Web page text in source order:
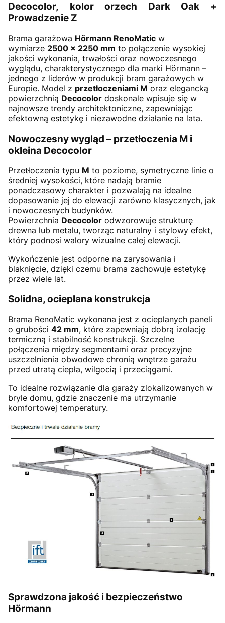
Decocolor, kolor orzech Dark Oak +
Prowadzenie Z
Brama garażowa Hörmann RenoMatic w
wymiarze 2500 × 2250 mm to połączenie wysokiej
jakości wykonania, trwałości oraz nowoczesnego
wyglądu, charakterystycznego dla marki Hörmann –
jednego z liderów w produkcji bram garażowych w
Europie. Model z przetłoczeniami M oraz elegancką
powierzchnią Decocolor doskonale wpisuje się w
najnowsze trendy architektoniczne, zapewniając
efektowną estetykę i niezawodne działanie na lata.
Nowoczesny wygląd – przetłoczenia M i
okleina Decocolor
Przetłoczenia typu M to poziome, symetryczne linie o
średniej wysokości, które nadają bramie
ponadczasowy charakter i pozwalają na idealne
dopasowanie jej do elewacji zarówno klasycznych, jak
i nowoczesnych budynków.
Powierzchnia Decocolor odwzorowuje strukturę
drewna lub metalu, tworząc naturalny i stylowy efekt,
który podnosi walory wizualne całej elewacji.
Wykończenie jest odporne na zarysowania i
blaknięcie, dzięki czemu brama zachowuje estetykę
przez wiele lat.
Solidna, ocieplana konstrukcja
Brama RenoMatic wykonana jest z ocieplanych paneli
o grubości 42 mm, które zapewniają dobrą izolację
termiczną i stabilność konstrukcji. Szczelne
połączenia między segmentami oraz precyzyjne
uszczelnienia obwodowe chronią wnętrze garażu
przed utratą ciepła, wilgocią i przeciągami.
To idealne rozwiązanie dla garaży zlokalizowanych w
bryle domu, gdzie znaczenie ma utrzymanie
komfortowej temperatury.
Sprawdzona jakość i bezpieczeństwo
Hörmann